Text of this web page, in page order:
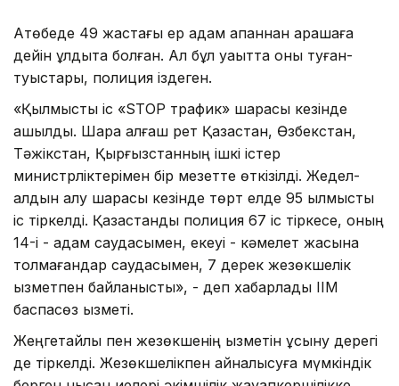
Ақтөбеде 49 жастағы ер адам ақпаннан қарашаға
дейін құлдықта болған. Ал бұл уақытта оны туған-
туыстары, полиция іздеген.
«Қылмыстық іс «SТOP трафик» шарасы кезінде
ашылды. Шара алғаш рет Қазақстан, Өзбекстан,
Тәжікстан, Қырғызстанның ішкі істер
министрліктерімен бір мезетте өткізілді. Жедел-
алдын алу шарасы кезінде төрт елде 95 қылмыстық
іс тіркелді. Қазақстандық полиция 67 іс тіркесе, оның
14-і - адам саудасымен, екеуі - кәмелет жасына
толмағандар саудасымен, 7 дерек жезөкшелік
қызметпен байланысты», - деп хабарлады ІІМ
баспасөз қызметі.
Жеңгетайлық пен жезөкшенің қызметін ұсыну дерегі
де тіркелді. Жезөкшелікпен айналысуға мүмкіндік